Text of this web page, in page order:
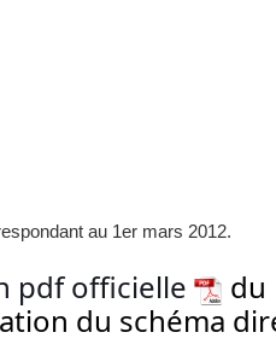
au 1er mars 2012.
pdf officielle
du
du schéma